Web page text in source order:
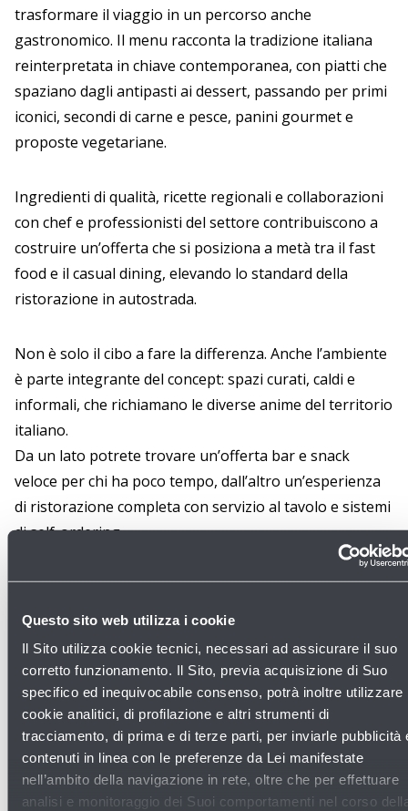
Questo sito web utilizza i cookie
Il Sito utilizza cookie tecnici, necessari ad assicurare il suo
corretto funzionamento. Il Sito, previa acquisizione di Suo
specifico ed inequivocabile consenso, potrà inoltre utilizzare
cookie analitici, di profilazione e altri strumenti di
tracciamento, di prima e di terze parti, per inviarle pubblicità
contenuti in linea con le preferenze da Lei manifestate
nell’ambito della navigazione in rete, oltre che per effettuare
analisi e monitoraggio dei Suoi comportamenti nel corso
trasformare il viaggio in un percorso anche
gastronomico. Il menu racconta la tradizione italiana
reinterpretata in chiave contemporanea, con piatti che
spaziano dagli antipasti ai dessert, passando per primi
iconici, secondi di carne e pesce, panini gourmet e
proposte vegetariane.
Ingredienti di qualità, ricette regionali e collaborazioni
con chef e professionisti del settore contribuiscono a
costruire un’offerta che si posiziona a metà tra il fast
food e il casual dining, elevando lo standard della
ristorazione in autostrada.
Non è solo il cibo a fare la differenza. Anche l’ambiente
è parte integrante del concept: spazi curati, caldi e
informali, che richiamano le diverse anime del territorio
italiano.
Da un lato potrete trovare un’offerta bar e snack
veloce per chi ha poco tempo, dall’altro un’esperienza
di ristorazione completa con servizio al tavolo e sistemi
di self-ordering.
Questa doppia anima consente di intercettare esigenze
diverse, rendendo il concept estremamente flessibile e
concedersi una pausa più lunga e di qualità.
Info
https://www.autogrill.it/marchio/